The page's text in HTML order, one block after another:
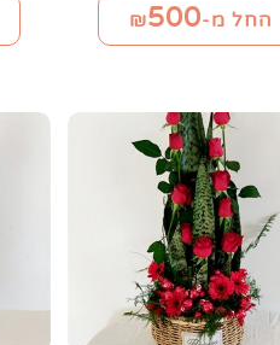
החל מ-₪500